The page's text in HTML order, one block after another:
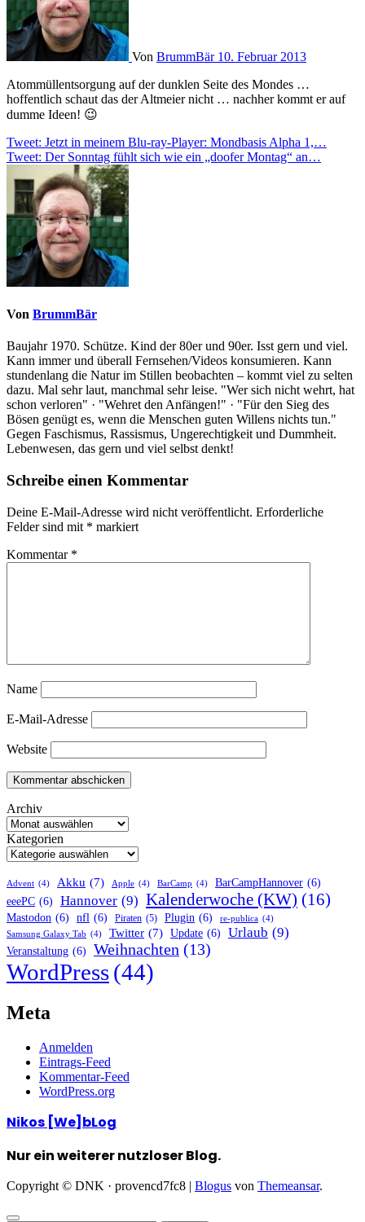
Von BrummBär 10. Februar 2013
Atommüllentsorgung auf der dunklen Seite des Mondes …
hoffentlich schaut das der Altmeier nicht … nachher kommt er auf
dumme Ideen! 😉
Beitragsnavigation
Tweet: Jetzt in meinem Blu-ray-Player: Mondbasis Alpha 1,…
Tweet: Der Sonntag fühlt sich wie ein „doofer Montag“ an…
Von BrummBär
Baujahr 1970. Schütze. Kind der 80er und 90er. Isst gern und viel.
Kann immer und überall Fernsehen/Videos konsumieren. Kann
stundenlang die Natur im Stillen beobachten – kommt viel zu selten
dazu. Mal sehr laut, manchmal sehr leise. "Wer sich nicht wehrt, hat
schon verloren" · "Wehret den Anfängen!" · "Für den Sieg des
Bösen genügt es, wenn die Menschen guten Willens nichts tun."
Gegen Faschismus, Rassismus, Ungerechtigkeit und Dummheit.
Lebenwesen, das gern und viel selbst denkt!
Schreibe einen Kommentar
Deine E-Mail-Adresse wird nicht veröffentlicht. Erforderliche
Felder sind mit * markiert
Kommentar *
Name
E-Mail-Adresse
Website
Archiv
Kategorien
Advent (4) Akku (7) Apple (4) BarCamp (4) BarCampHannover (6)
eeePC (6) Hannover (9) Kalenderwoche (KW) (16)
Mastodon (6) nfl (6) Piraten (5) Plugin (6) re-publica (4)
Samsung Galaxy Tab (4) Twitter (7) Update (6) Urlaub (9)
Veranstaltung (6) Weihnachten (13)
WordPress(44)
Meta
Anmelden
Eintrags-Feed
Kommentar-Feed
WordPress.org
Nikos [We]bLog
Nur ein weiterer nutzloser Blog.
Copyright © DNK · provencd7fc8 | Blogus von Themeansar.